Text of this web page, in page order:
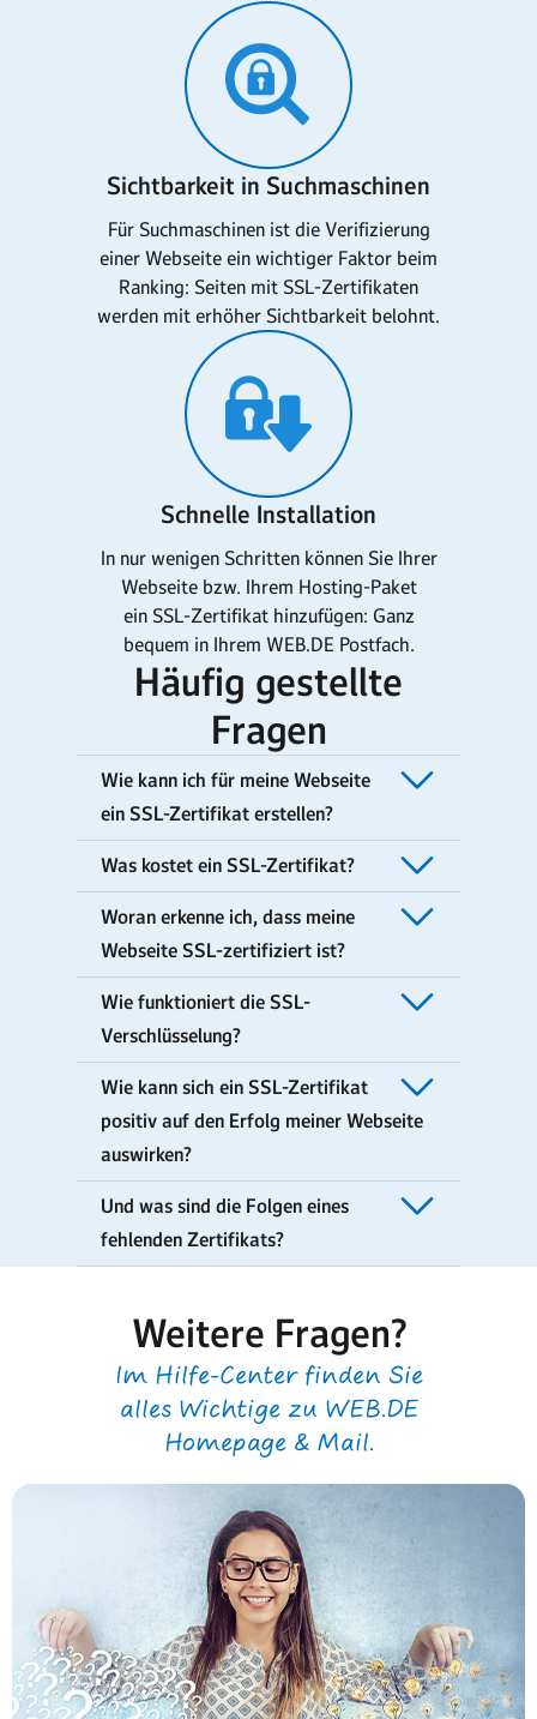
Sichtbarkeit in Suchmaschinen
Für Suchmaschinen ist die Verifizierung
einer Webseite ein wichtiger Faktor beim
Ranking: Seiten mit SSL-Zertifikaten
werden mit erhöher Sichtbarkeit belohnt.
Schnelle Installation
In nur wenigen Schritten können Sie Ihrer
Webseite bzw. Ihrem Hosting-Paket
ein SSL-Zertifikat hinzufügen: Ganz
bequem in Ihrem WEB.DE Postfach.
Häufig gestellte
Fragen
Wie kann ich für meine Webseite
ein SSL-Zertifikat erstellen?
Was kostet ein SSL-Zertifikat?
Woran erkenne ich, dass meine
Webseite SSL-zertifiziert ist?
Wie funktioniert die SSL-
Verschlüsselung?
Wie kann sich ein SSL-Zertifikat
positiv auf den Erfolg meiner Webseite
auswirken?
Und was sind die Folgen eines
fehlenden Zertifikats?
Weitere Fragen?
Im Hilfe-Center finden Sie
alles Wichtige zu WEB.DE
Homepage & Mail.